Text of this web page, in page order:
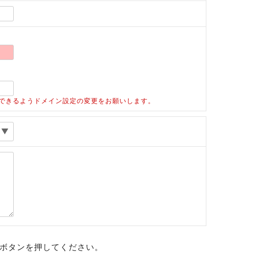
るようドメイン設定の変更をお願いします。
タンを押してください。